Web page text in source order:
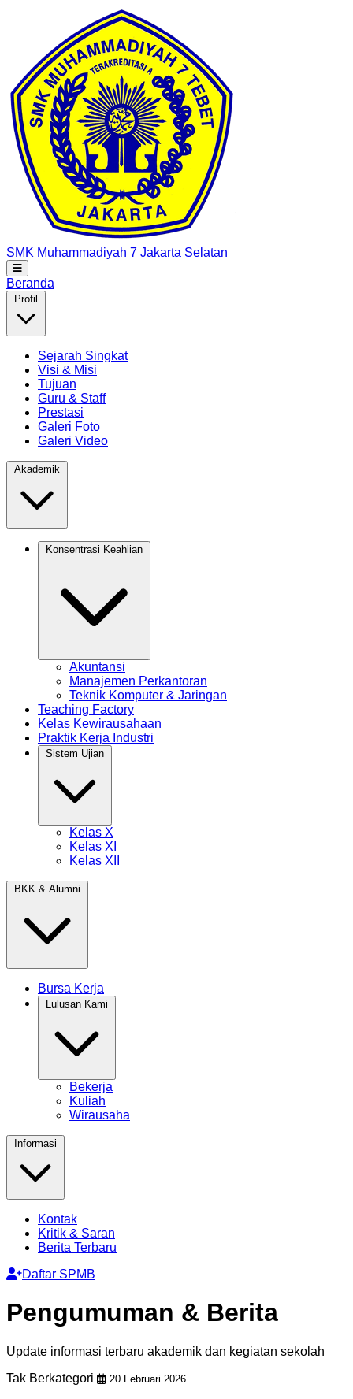
SMK Muhammadiyah 7 Jakarta Selatan
Beranda
Sejarah Singkat
Visi & Misi
Tujuan
Guru & Staff
Prestasi
Galeri Foto
Galeri Video
Akuntansi
Manajemen Perkantoran
Teknik Komputer & Jaringan
Teaching Factory
Kelas Kewirausahaan
Praktik Kerja Industri
Kelas X
Kelas XI
Kelas XII
Bursa Kerja
Bekerja
Kuliah
Wirausaha
Kontak
Kritik & Saran
Berita Terbaru
Daftar SPMB
Pengumuman & Berita
Update informasi terbaru akademik dan kegiatan sekolah
Tak Berkategori
20 Februari 2026